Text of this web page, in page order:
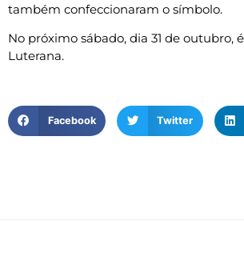
também confeccionaram o símbolo.
No próximo sábado, dia 31 de outubro,
Luterana.
Facebook Twitter